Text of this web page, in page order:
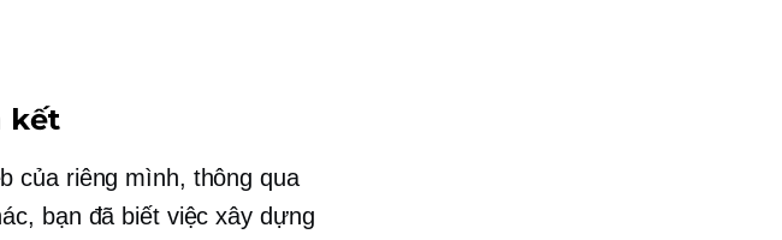
kết
của riêng mình, thông qua
bạn đã biết việc xây dựng